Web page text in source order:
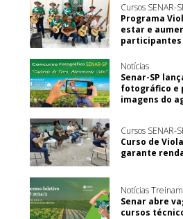
Cursos SENAR-
Programa
estar e
participantes
Notícias
Senar-SP
fotográfico e
imagens do
Cursos SENAR-
Curso de
garante
Notícias
Senar abre
cursos